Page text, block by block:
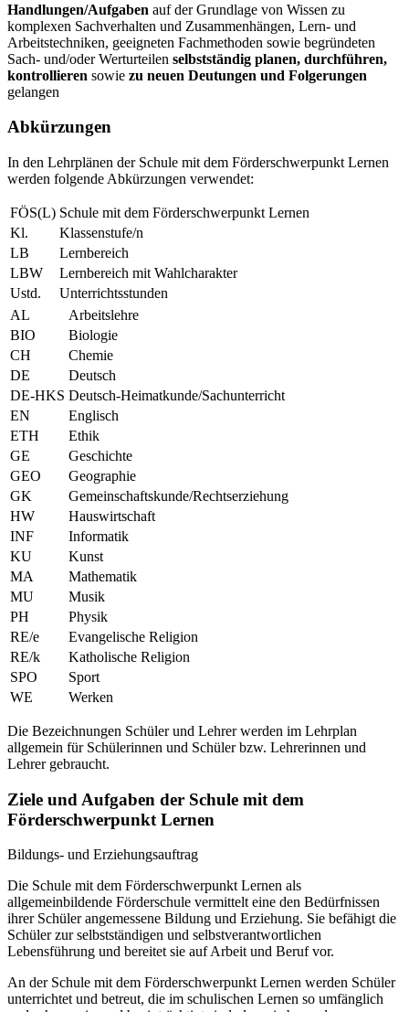
Handlungen/Aufgaben auf der Grundlage von Wissen zu
komplexen Sachverhalten und Zusammenhängen, Lern- und
Arbeitstechniken, geeigneten Fachmethoden sowie begründeten
Sach- und/oder Werturteilen selbstständig planen, durchführen,
kontrollieren sowie zu neuen Deutungen und Folgerungen
gelangen
Abkürzungen
In den Lehrplänen der Schule mit dem Förderschwerpunkt Lernen
werden folgende Abkürzungen verwendet:
FÖS(L) Schule mit dem Förderschwerpunkt Lernen
Kl.
Klassenstufe/n
LB
Lernbereich
LBW
Lernbereich mit Wahlcharakter
Ustd.
Unterrichtsstunden
AL
Arbeitslehre
BIO
Biologie
CH
Chemie
DE
Deutsch
DE-HKS Deutsch-Heimatkunde/Sachunterricht
EN
Englisch
ETH
Ethik
GE
Geschichte
GEO
Geographie
GK
Gemeinschaftskunde/Rechtserziehung
HW
Hauswirtschaft
INF
Informatik
KU
Kunst
MA
Mathematik
MU
Musik
PH
Physik
RE/e
Evangelische Religion
RE/k
Katholische Religion
SPO
Sport
WE
Werken
Die Bezeichnungen Schüler und Lehrer werden im Lehrplan
allgemein für Schülerinnen und Schüler bzw. Lehrerinnen und
Lehrer gebraucht.
Ziele und Aufgaben der Schule mit dem
Förderschwerpunkt Lernen
Bildungs- und Erziehungsauftrag
Die Schule mit dem Förderschwerpunkt Lernen als
allgemeinbildende Förderschule vermittelt eine den Bedürfnissen
ihrer Schüler angemessene Bildung und Erziehung. Sie befähigt die
Schüler zur selbstständigen und selbstverantwortlichen
Lebensführung und bereitet sie auf Arbeit und Beruf vor.
An der Schule mit dem Förderschwerpunkt Lernen werden Schüler
unterrichtet und betreut, die im schulischen Lernen so umfänglich